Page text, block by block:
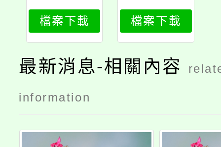
檔案下載 檔案下載
最新消息-相關內容
information